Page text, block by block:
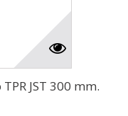
JST 300 mm.